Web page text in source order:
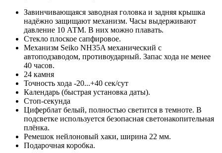
Завинчивающаяся заводная головка и задняя крышка
надёжно защищают механизм. Часы выдерживают
давление 10 АТМ. В них можно плавать.
Стекло плоское сапфировое.
Механизм Seiko NH35A механический с
автоподзаводом, противоударный. Запас хода не менее
40 часов.
24 камня
Точность хода -20...+40 сек/сут
Календарь (быстрая установка даты).
Стоп-секунда
Циферблат белый, полностью светится в темноте. В
подсветке используется безопасная светонакопительная
плёнка.
Ремешок нейлоновый хаки, ширина 22 мм.
Подарочная коробка.